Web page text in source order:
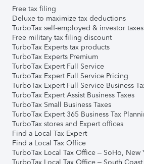
Free tax filing
Deluxe to maximize tax deductions
TurboTax self-employed & investor taxes
Free military tax filing discount
TurboTax Experts tax products
TurboTax Experts Premium
TurboTax Expert Full Service
TurboTax Expert Full Service Pricing
TurboTax Expert Full Service Business
TurboTax Expert Assist Business Taxes
TurboTax Small Business Taxes
TurboTax Expert 365 Business Tax
TurboTax stores and Expert offices
Find a Local Tax Expert
Find a Local Tax Office
TurboTax Local Tax Office – SoHo, New
TurboTax Local Tax Office – South